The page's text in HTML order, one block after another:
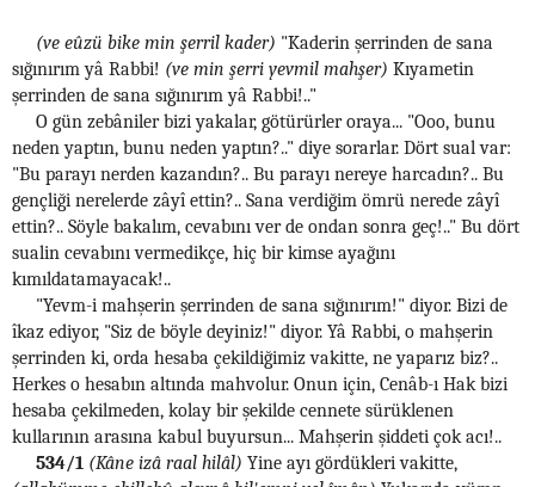
(ve eûzü bike min şerril kader) "Kaderin şerrinden de sana
sığınırım yâ Rabbi! (ve min şerri yevmil mahşer) Kıyametin
şerrinden de sana sığınırım yâ Rabbi!.."
O gün zebâniler bizi yakalar, götürürler oraya... "Ooo, bunu
neden yaptın, bunu neden yaptın?.." diye sorarlar. Dört sual var:
"Bu parayı nerden kazandın?.. Bu parayı nereye harcadın?.. Bu
gençliği nerelerde zâyî ettin?.. Sana verdiğim ömrü nerede zâyî
ettin?.. Söyle bakalım, cevabını ver de ondan sonra geç!.." Bu dört
sualin cevabını vermedikçe, hiç bir kimse ayağını
kımıldatamayacak!..
"Yevm-i mahşerin şerrinden de sana sığınırım!" diyor. Bizi de
îkaz ediyor, "Siz de böyle deyiniz!" diyor. Yâ Rabbi, o mahşerin
şerrinden ki, orda hesaba çekildiğimiz vakitte, ne yaparız biz?..
Herkes o hesabın altında mahvolur. Onun için, Cenâb-ı Hak bizi
hesaba çekilmeden, kolay bir şekilde cennete sürüklenen
kullarının arasına kabul buyursun... Mahşerin şiddeti çok acı!..
534/1 (Kâne izâ raal hilâl) Yine ayı gördükleri vakitte,